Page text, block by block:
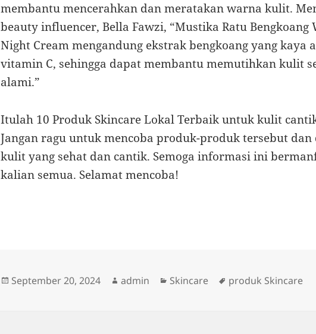
membantu mencerahkan dan meratakan warna kulit.
beauty influencer, Bella Fawzi, “Mustika Ratu Bengkoang
Night Cream mengandung ekstrak bengkoang yang kaya
vitamin C, sehingga dapat membantu memutihkan kulit
alami.”
Itulah 10 Produk Skincare Lokal Terbaik untuk kulit
Jangan ragu untuk mencoba produk-produk tersebut
kulit yang sehat dan cantik. Semoga informasi ini
kalian semua. Selamat mencoba!
Posted
September 20, 2024 Author
admin Categories
Skincare Tags
produk Skincare